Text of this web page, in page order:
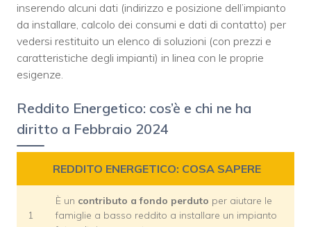
inserendo alcuni dati (indirizzo e posizione dell’impianto
da installare, calcolo dei consumi e dati di contatto) per
vedersi restituito un elenco di soluzioni (con prezzi e
caratteristiche degli impianti) in linea con le proprie
esigenze.
Reddito Energetico: cos’è e chi ne ha
diritto a Febbraio 2024
REDDITO ENERGETICO: COSA SAPERE
1
È un contributo a fondo perduto per aiutare le
famiglie a basso reddito a installare un impianto